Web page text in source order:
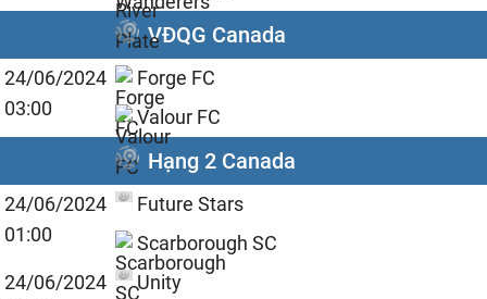
VĐQG Canada
24/06/2024
03:00
Forge FC
Valour FC
Hạng 2 Canada
24/06/2024
01:00
Future Stars
Scarborough SC
24/06/2024
Unity